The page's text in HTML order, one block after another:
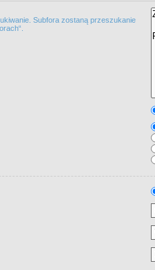
Subfora zostaną przeszukanie